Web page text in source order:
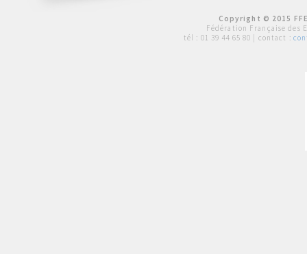
Copyright © 2015
Fédération Française des
tél : 01 39 44 65 80 | contact :